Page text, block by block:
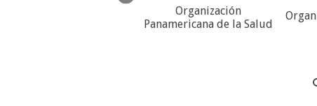
Organización
Panamericana de la Salud